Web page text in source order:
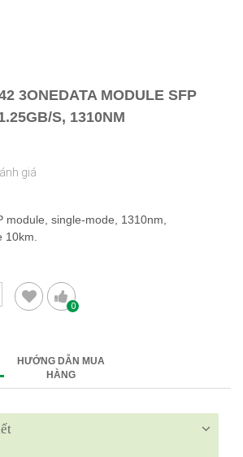
3ONEDATA MODULE SFP
S, 1310NM
giá
module, single-mode, 1310nm,
10km.
0
HƯỚNG DẪN MUA
HÀNG